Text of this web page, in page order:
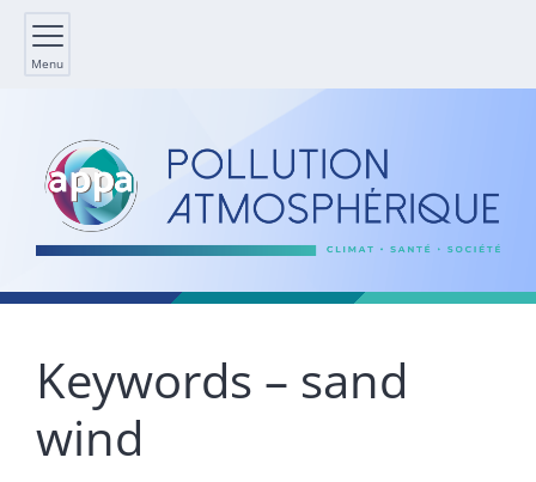
Menu
Keywords – sand
wind